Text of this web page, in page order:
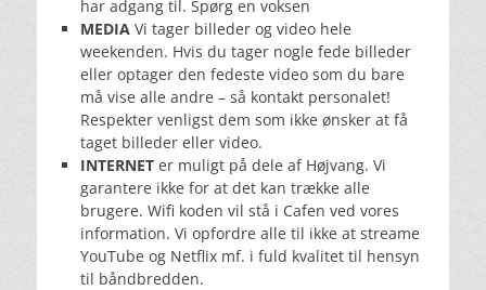
har adgang til. Spørg en voksen
MEDIA Vi tager billeder og video hele
weekenden. Hvis du tager nogle fede billeder
eller optager den fedeste video som du bare
må vise alle andre – så kontakt personalet!
Respekter venligst dem som ikke ønsker at få
taget billeder eller video.
INTERNET er muligt på dele af Højvang. Vi
garantere ikke for at det kan trække alle
brugere. Wifi koden vil stå i Cafen ved vores
information. Vi opfordre alle til ikke at streame
YouTube og Netflix mf. i fuld kvalitet til hensyn
til båndbredden.